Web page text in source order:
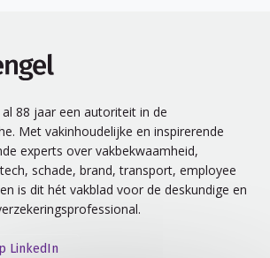
88 jaar een autoriteit in de
Met vakinhoudelijke en inspirerende
experts over vakbekwaamheid,
schade, brand, transport, employee
is dit hét vakblad voor de deskundige en
LinkedIn